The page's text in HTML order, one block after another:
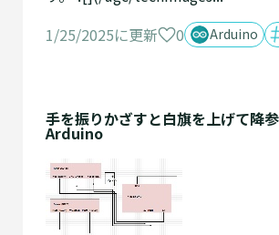
1/25/2025に更新
0 Arduino
手を振りかざすと白旗を上げて降
Arduino